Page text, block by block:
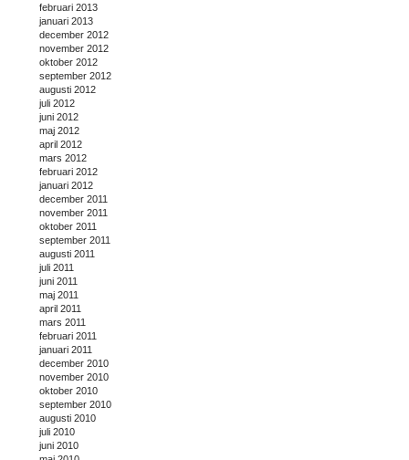
februari 2013
januari 2013
december 2012
november 2012
oktober 2012
september 2012
augusti 2012
juli 2012
juni 2012
maj 2012
april 2012
mars 2012
februari 2012
januari 2012
december 2011
november 2011
oktober 2011
september 2011
augusti 2011
juli 2011
juni 2011
maj 2011
april 2011
mars 2011
februari 2011
januari 2011
december 2010
november 2010
oktober 2010
september 2010
augusti 2010
juli 2010
juni 2010